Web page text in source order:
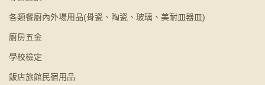
各類餐廚內外場用品(骨瓷、陶瓷、玻璃、美耐皿器皿)
廚房五金
學校檢定
飯店旅館民宿用品